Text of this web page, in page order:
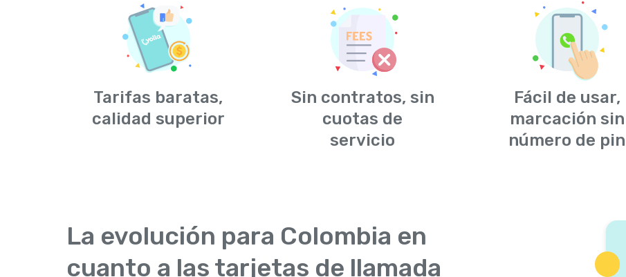
Tarifas baratas,
calidad superior
Sin contratos, sin
cuotas de
servicio
Fácil de usar,
marcación sin
número de pin
La evolución para Colombia en
cuanto a las tarjetas de llamada